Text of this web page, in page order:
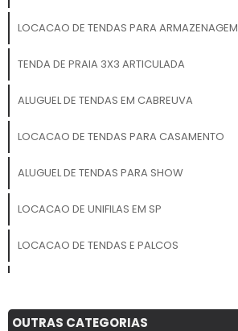
LOCACAO DE TENDAS PARA ARMAZENAGEM
TENDA DE PRAIA 3X3 ARTICULADA
ALUGUEL DE TENDAS EM CABREUVA
LOCACAO DE TENDAS PARA CASAMENTO
ALUGUEL DE TENDAS PARA SHOW
LOCACAO DE UNIFILAS EM SP
LOCACAO DE TENDAS E PALCOS
ALUGUEL DE TENDAS MG
OUTRAS CATEGORIAS